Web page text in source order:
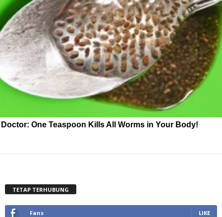
Doctor: One Teaspoon Kills All Worms in Your Body!
TETAP TERHUBUNG
Fans LIKE